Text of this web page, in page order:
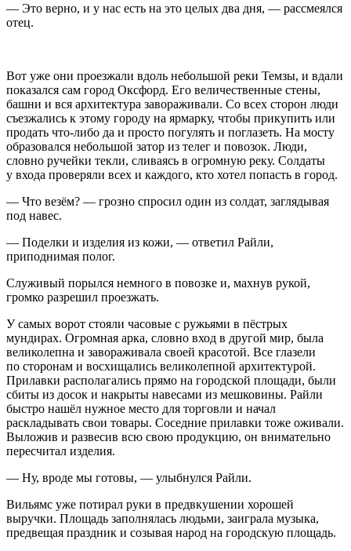
— Это верно, и у нас есть на это целых два дня, — рассмеялся
отец.
Вот уже они проезжали вдоль небольшой реки Темзы, и вдали
показался сам город Оксфорд. Его величественные стены,
башни и вся архитектура завораживали. Со всех сторон люди
съезжались к этому городу на ярмарку, чтобы прикупить или
продать что-либо да и просто погулять и поглазеть. На мосту
образовался небольшой затор из телег и повозок. Люди,
словно ручейки текли, сливаясь в огромную реку. Солдаты
у входа проверяли всех и каждого, кто хотел попасть в город.
— Что везём? — грозно спросил один из солдат, заглядывая
под навес.
— Поделки и изделия из кожи, — ответил Райли,
приподнимая полог.
Служивый порылся немного в повозке и, махнув рукой,
громко разрешил проезжать.
У самых ворот стояли часовые с ружьями в пёстрых
мундирах. Огромная арка, словно вход в другой мир, была
великолепна и завораживала своей красотой. Все глазели
по сторонам и восхищались великолепной архитектурой.
Прилавки располагались прямо на городской площади, были
сбиты из досок и накрыты навесами из мешковины. Райли
быстро нашёл нужное место для торговли и начал
раскладывать свои товары. Соседние прилавки тоже оживали.
Выложив и развесив всю свою продукцию, он внимательно
пересчитал изделия.
— Ну, вроде мы готовы, — улыбнулся Райли.
Вильямс уже потирал руки в предвкушении хорошей
выручки. Площадь заполнялась людьми, заиграла музыка,
предвещая праздник и созывая народ на городскую площадь.